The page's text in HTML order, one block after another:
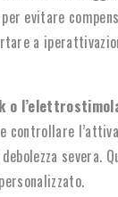
evitare
a
o
controllare
severa.